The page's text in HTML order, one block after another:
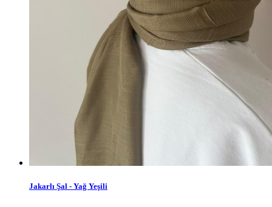
Jakarlı Şal - Yağ Yeşili